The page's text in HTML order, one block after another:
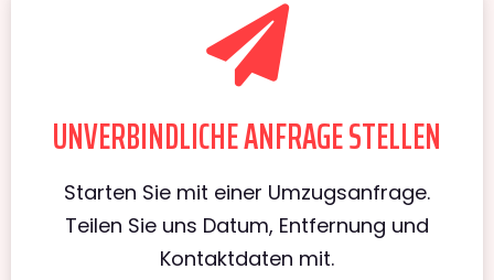
UNVERBINDLICHE ANFRAGE STELLEN
Starten Sie mit einer Umzugsanfrage.
Teilen Sie uns Datum, Entfernung und
Kontaktdaten mit.